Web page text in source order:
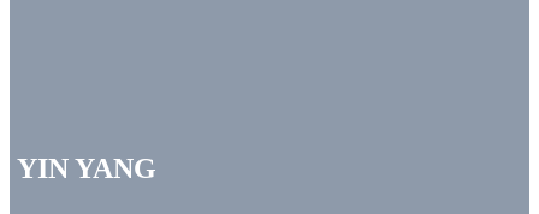
YIN YANG